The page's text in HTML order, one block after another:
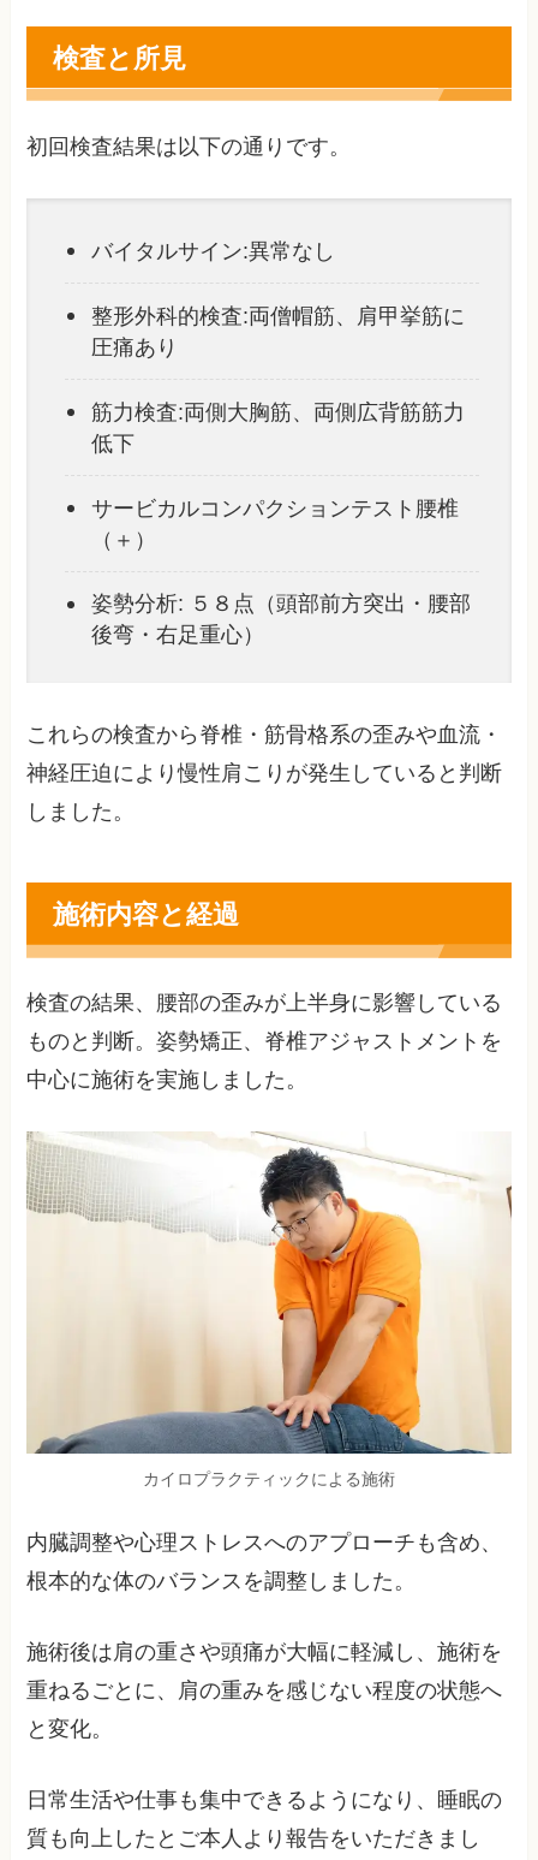
検査と所見
初回検査結果は以下の通りです。
バイタルサイン:異常なし
整形外科的検査:両僧帽筋、肩甲挙筋に
圧痛あり
筋力検査:両側大胸筋、両側広背筋筋力
低下
サービカルコンパクションテスト腰椎
（＋）
姿勢分析: ５８点（頭部前方突出・腰部
後弯・右足重心）
これらの検査から脊椎・筋骨格系の歪みや血流・
神経圧迫により慢性肩こりが発生していると判断
しました。
施術内容と経過
検査の結果、腰部の歪みが上半身に影響している
ものと判断。姿勢矯正、脊椎アジャストメントを
中心に施術を実施しました。
カイロプラクティックによる施術
内臓調整や心理ストレスへのアプローチも含め、
根本的な体のバランスを調整しました。
施術後は肩の重さや頭痛が大幅に軽減し、施術を
重ねるごとに、肩の重みを感じない程度の状態へ
と変化。
日常生活や仕事も集中できるようになり、睡眠の
質も向上したとご本人より報告をいただきまし